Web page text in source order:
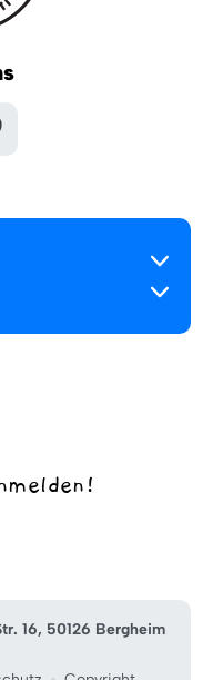
16, 50126 Bergheim